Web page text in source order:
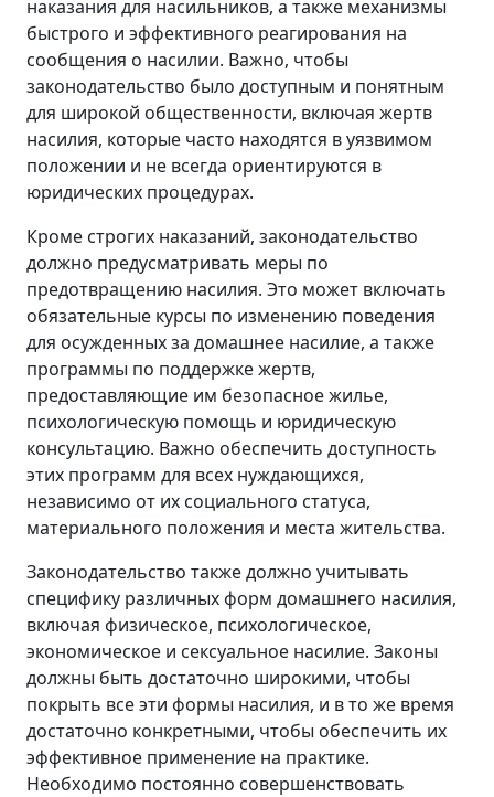
наказания для насильников, а также механизмы
быстрого и эффективного реагирования на
сообщения о насилии. Важно, чтобы
законодательство было доступным и понятным
для широкой общественности, включая жертв
насилия, которые часто находятся в уязвимом
положении и не всегда ориентируются в
юридических процедурах.
Кроме строгих наказаний, законодательство
должно предусматривать меры по
предотвращению насилия. Это может включать
обязательные курсы по изменению поведения
для осужденных за домашнее насилие, а также
программы по поддержке жертв,
предоставляющие им безопасное жилье,
психологическую помощь и юридическую
консультацию. Важно обеспечить доступность
этих программ для всех нуждающихся,
независимо от их социального статуса,
материального положения и места жительства.
Законодательство также должно учитывать
специфику различных форм домашнего насилия,
включая физическое, психологическое,
экономическое и сексуальное насилие. Законы
должны быть достаточно широкими, чтобы
покрыть все эти формы насилия, и в то же время
достаточно конкретными, чтобы обеспечить их
эффективное применение на практике.
Необходимо постоянно совершенствовать